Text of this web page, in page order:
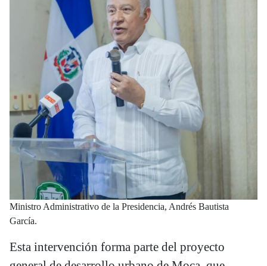
Ministro Administrativo de la Presidencia, Andrés Bautista
García.
Esta intervención forma parte del proyecto